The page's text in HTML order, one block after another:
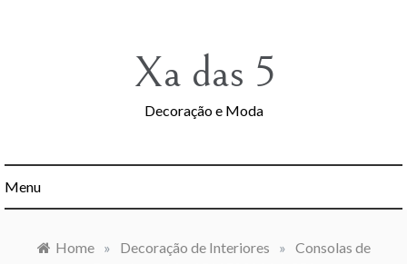
Xa das 5
Decoração e Moda
Menu
Home » Decoração de Interiores » Consolas de